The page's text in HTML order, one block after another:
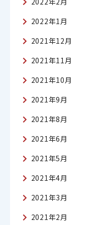
2022年1月
2021年12月
2021年11月
2021年10月
2021年9月
2021年8月
2021年6月
2021年5月
2021年4月
2021年3月
2021年2月